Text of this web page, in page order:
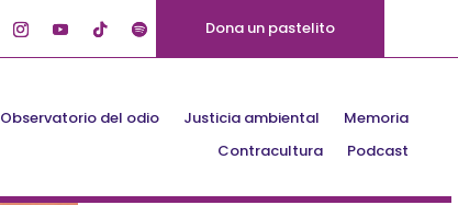
Dona un pastelito
Observatorio del odio Justicia ambiental
Memoria
Contracultura
Podcast